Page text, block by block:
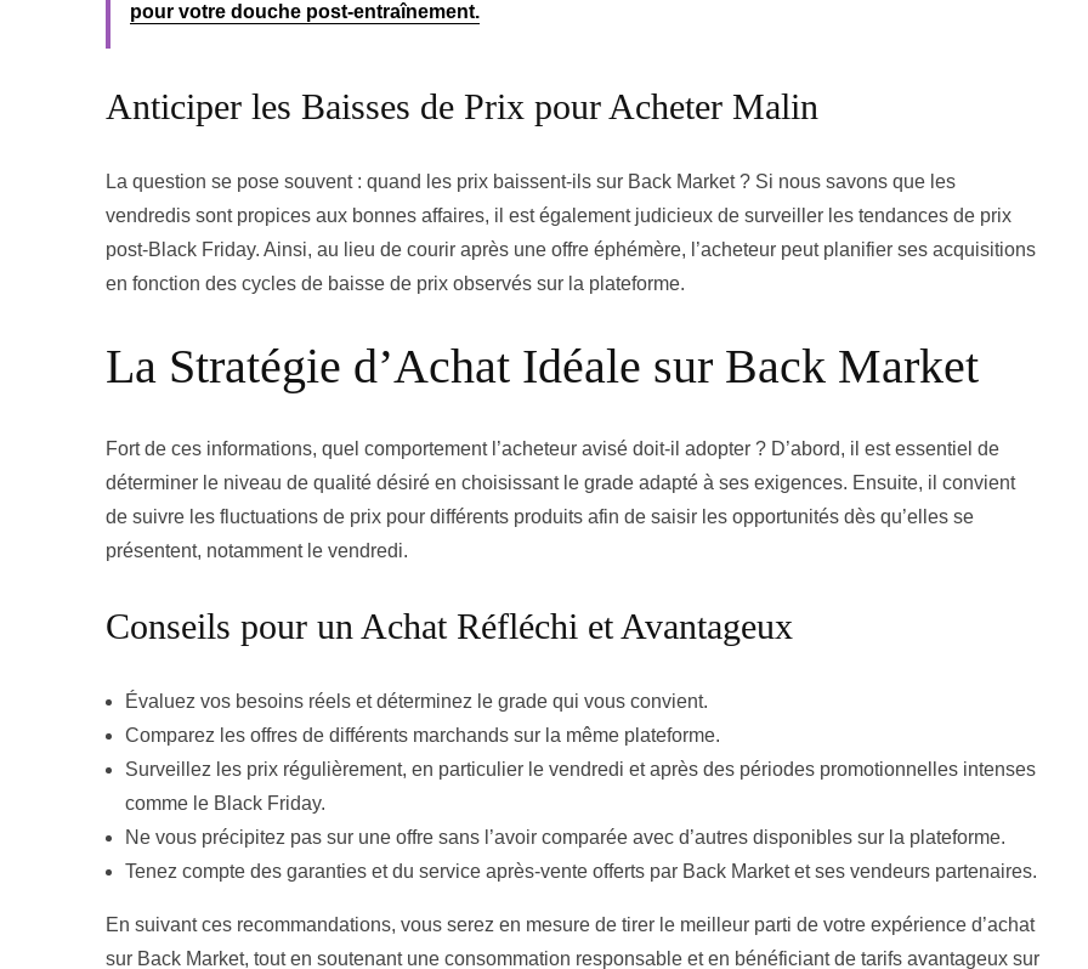
pour votre douche post-entraînement.
Anticiper les Baisses de Prix pour Acheter Malin
La question se pose souvent : quand les prix baissent-ils sur Back Market ? Si nous savons que les
vendredis sont propices aux bonnes affaires, il est également judicieux de surveiller les tendances de prix
post-Black Friday. Ainsi, au lieu de courir après une offre éphémère, l’acheteur peut planifier ses acquisitions
en fonction des cycles de baisse de prix observés sur la plateforme.
La Stratégie d’Achat Idéale sur Back Market
Fort de ces informations, quel comportement l’acheteur avisé doit-il adopter ? D’abord, il est essentiel de
déterminer le niveau de qualité désiré en choisissant le grade adapté à ses exigences. Ensuite, il convient
de suivre les fluctuations de prix pour différents produits afin de saisir les opportunités dès qu’elles se
présentent, notamment le vendredi.
Conseils pour un Achat Réfléchi et Avantageux
Évaluez vos besoins réels et déterminez le grade qui vous convient.
Comparez les offres de différents marchands sur la même plateforme.
Surveillez les prix régulièrement, en particulier le vendredi et après des périodes promotionnelles intenses
comme le Black Friday.
Ne vous précipitez pas sur une offre sans l’avoir comparée avec d’autres disponibles sur la plateforme.
Tenez compte des garanties et du service après-vente offerts par Back Market et ses vendeurs partenaires.
En suivant ces recommandations, vous serez en mesure de tirer le meilleur parti de votre expérience d’achat
sur Back Market, tout en soutenant une consommation responsable et en bénéficiant de tarifs avantageux sur